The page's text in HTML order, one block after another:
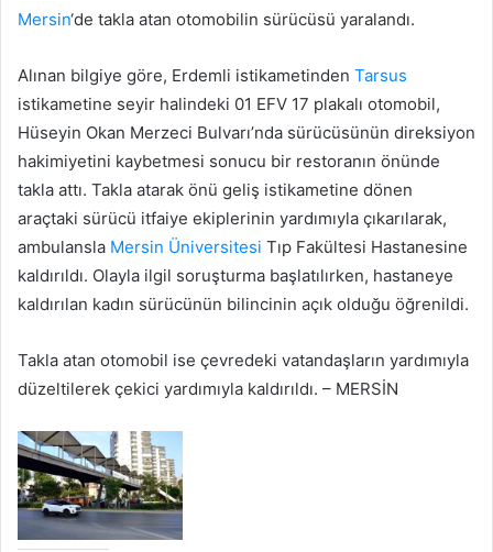
Mersin‘de takla atan otomobilin sürücüsü yaralandı.
Alınan bilgiye göre, Erdemli istikametinden Tarsus
istikametine seyir halindeki 01 EFV 17 plakalı otomobil,
Hüseyin Okan Merzeci Bulvarı’nda sürücüsünün direksiyon
hakimiyetini kaybetmesi sonucu bir restoranın önünde
takla attı. Takla atarak önü geliş istikametine dönen
araçtaki sürücü itfaiye ekiplerinin yardımıyla çıkarılarak,
ambulansla Mersin Üniversitesi Tıp Fakültesi Hastanesine
kaldırıldı. Olayla ilgil soruşturma başlatılırken, hastaneye
kaldırılan kadın sürücünün bilincinin açık olduğu öğrenildi.
Takla atan otomobil ise çevredeki vatandaşların yardımıyla
düzeltilerek çekici yardımıyla kaldırıldı. – MERSİN